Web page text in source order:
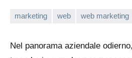
marketing web web marketing
Nel panorama aziendale